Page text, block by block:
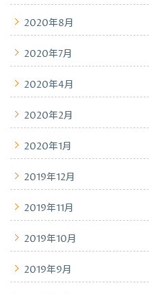
2020年8月
2020年7月
2020年4月
2020年2月
2020年1月
2019年12月
2019年11月
2019年10月
2019年9月